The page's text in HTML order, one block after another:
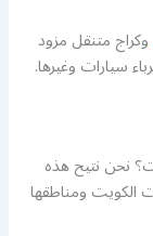
وكراج متنقل مزود
سيارات وغيرها.
نحن نتيح هذه
الكويت ومناطقها